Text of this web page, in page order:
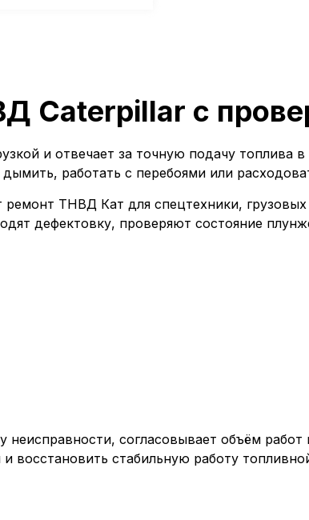
Caterpillar с
и отвечает за точную подачу топлива
работать с перебоями или
ТНВД Кат для спецтехники,
дефектовку, проверяют состояние
неисправности, согласовывает объём
восстановить стабильную работу